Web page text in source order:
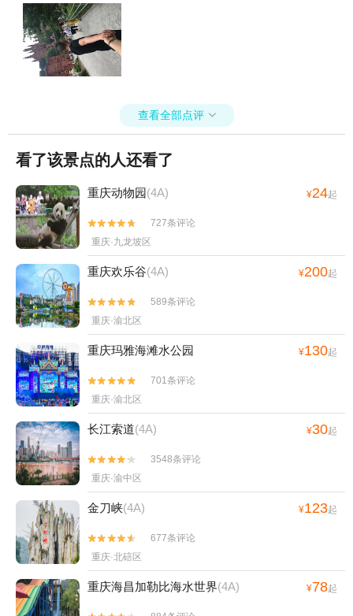
查看全部点评 
看了该景点的人还看了
重庆动物园(4A) ¥24起


727条评论
重庆·九龙坡区
重庆欢乐谷(4A) ¥200起


589条评论
重庆·渝北区
重庆玛雅海滩水公园 ¥130起


701条评论
重庆·渝北区
长江索道(4A) ¥30起


3548条评论
重庆·渝中区
金刀峡(4A) ¥123起


677条评论
重庆·北碚区
重庆海昌加勒比海水世界(4A) ¥78起